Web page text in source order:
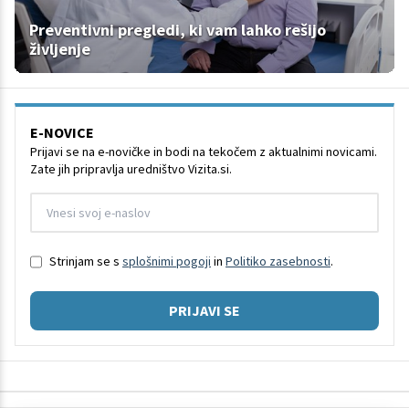
Preventivni pregledi, ki vam lahko rešijo
življenje
E-NOVICE
Prijavi se na e-novičke in bodi na tekočem z aktualnimi novicami.
Zate jih pripravlja uredništvo Vizita.si.
Strinjam se s splošnimi pogoji in Politiko zasebnosti.
PRIJAVI SE